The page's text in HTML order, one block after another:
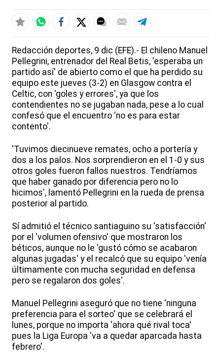
Redacción deportes, 9 dic (EFE).- El chileno Manuel
Pellegrini, entrenador del Real Betis, 'esperaba un
partido así' de abierto como el que ha perdido su
equipo este jueves (3-2) en Glasgow contra el
Celtic, con 'goles y errores', ya que los
contendientes no se jugaban nada, pese a lo cual
confesó que el encuentro 'no es para estar
contento'.
'Tuvimos diecinueve remates, ocho a portería y
dos a los palos. Nos sorprendieron en el 1-0 y sus
otros goles fueron fallos nuestros. Tendríamos
que haber ganado por diferencia pero no lo
hicimos', lamentó Pellegrini en la rueda de prensa
posterior al partido.
Sí admitió el técnico santiaguino su 'satisfacción'
por el 'volumen ofensivo' que mostraron los
béticos, aunque no le 'gustó cómo se acabaron
algunas jugadas' y el recalcó que su equipo 'venía
últimamente con mucha seguridad en defensa
pero se regalaron dos goles'.
Manuel Pellegrini aseguró que no tiene 'ninguna
preferencia para el sorteo' que se celebrará el
lunes, porque no importa 'ahora qué rival toca'
pues la Liga Europa 'va a quedar aparcada hasta
febrero'.